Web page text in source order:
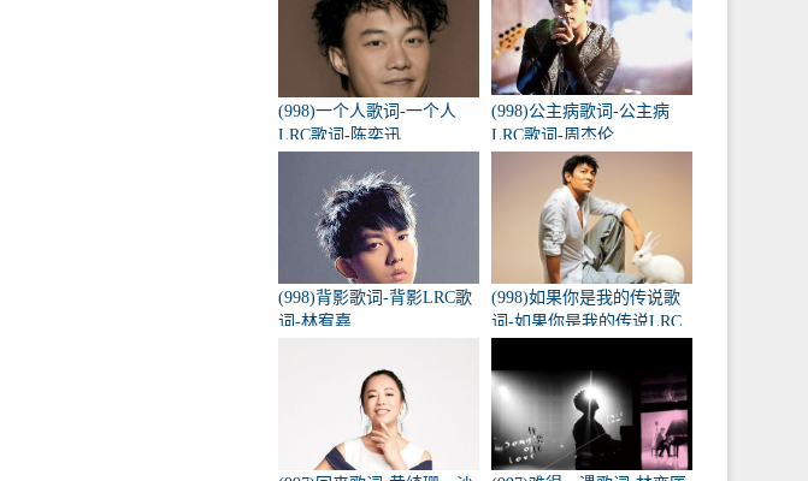
(998)一个人歌词-一个人
LRC歌词-陈奕迅
(998)公主病歌词-公主病
LRC歌词-周杰伦
(998)背影歌词-背影LRC歌
词-林宥嘉
(998)如果你是我的传说歌
词-如果你是我的传说LRC